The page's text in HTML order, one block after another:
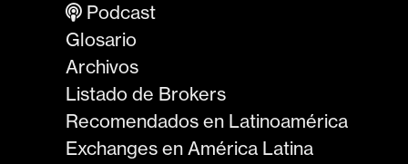
Podcast
Glosario
Archivos
Listado de Brokers
Recomendados en Latinoamérica
Exchanges en América Latina